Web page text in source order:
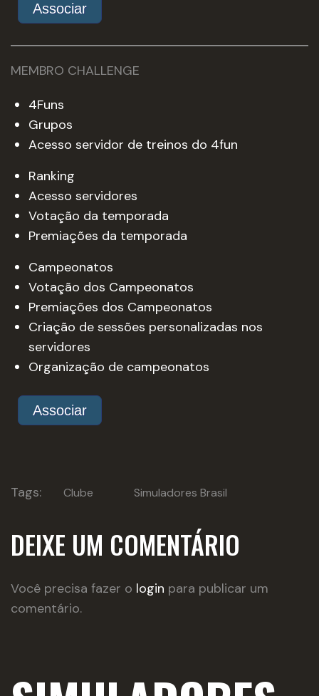
Associar
MEMBRO CHALLENGE
4Funs
Grupos
Acesso servidor de treinos do 4fun
Ranking
Acesso servidores
Votação da temporada
Premiações da temporada
Campeonatos
Votação dos Campeonatos
Premiações dos Campeonatos
Criação de sessões personalizadas nos
servidores
Organização de campeonatos
Associar
Tags: Clube Simuladores Brasil
DEIXE UM COMENTÁRIO
Você precisa fazer o login para publicar um
comentário.